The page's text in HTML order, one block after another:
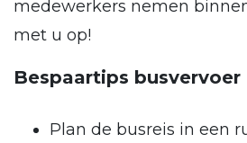
medewerkers nemen
met u op!
Bespaartips busvervoer
Plan de busreis in een